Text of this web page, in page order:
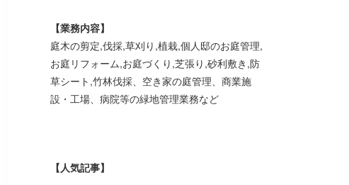
【業務内容】
庭木の剪定,伐採,草刈り,植栽,個人邸のお庭管理,
お庭リフォーム,お庭づくり,芝張り,砂利敷き,防
草シート,竹林伐採、空き家の庭管理、商業施
設・工場、病院等の緑地管理業務など
【人気記事】